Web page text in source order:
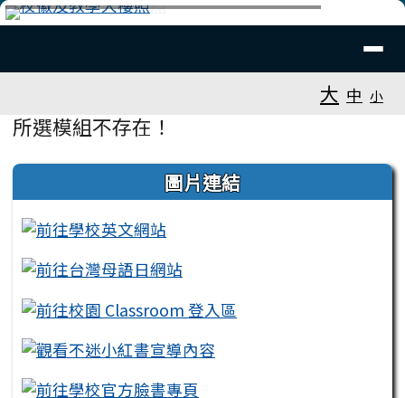
跳至主內容區
臺南市安平國中全球資訊網
大 中 小
主內容區域
所選模組不存在！
左邊區域內容 圖片連結
頁尾區域